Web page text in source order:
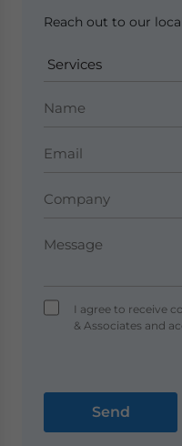
Reach out to our
I agree to receive
& Associates and